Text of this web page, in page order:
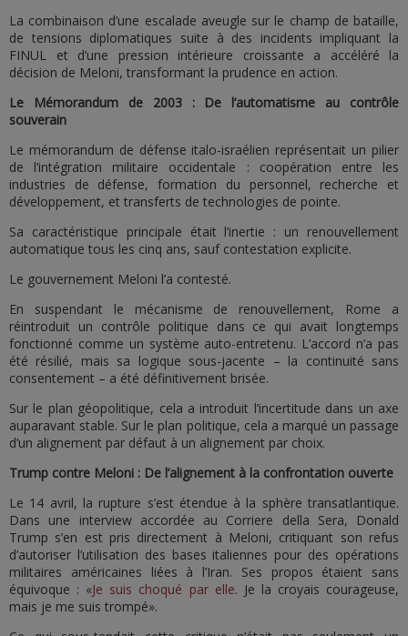
La combinaison d’une escalade aveugle sur le champ de bataille,
de tensions diplomatiques suite à des incidents impliquant la
FINUL et d’une pression intérieure croissante a accéléré la
décision de Meloni, transformant la prudence en action.
Le Mémorandum de 2003 : De l’automatisme au contrôle
souverain
Le mémorandum de défense italo-israélien représentait un pilier
de l’intégration militaire occidentale : coopération entre les
industries de défense, formation du personnel, recherche et
développement, et transferts de technologies de pointe.
Sa caractéristique principale était l’inertie : un renouvellement
automatique tous les cinq ans, sauf contestation explicite.
Le gouvernement Meloni l’a contesté.
En suspendant le mécanisme de renouvellement, Rome a
réintroduit un contrôle politique dans ce qui avait longtemps
fonctionné comme un système auto-entretenu. L’accord n’a pas
été résilié, mais sa logique sous-jacente – la continuité sans
consentement – a été définitivement brisée.
Sur le plan géopolitique, cela a introduit l’incertitude dans un axe
auparavant stable. Sur le plan politique, cela a marqué un passage
d’un alignement par défaut à un alignement par choix.
Trump contre Meloni : De l’alignement à la confrontation ouverte
Le 14 avril, la rupture s’est étendue à la sphère transatlantique.
Dans une interview accordée au Corriere della Sera, Donald
Trump s’en est pris directement à Meloni, critiquant son refus
d’autoriser l’utilisation des bases italiennes pour des opérations
militaires américaines liées à l’Iran. Ses propos étaient sans
équivoque : «Je suis choqué par elle. Je la croyais courageuse,
mais je me suis trompé».